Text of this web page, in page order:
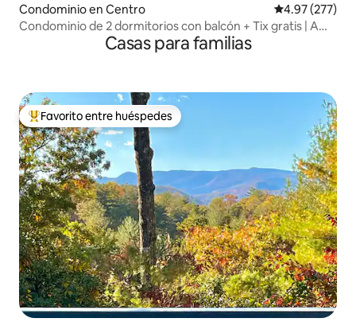
Condominio en Centro Calificación
4.97 (277)
Condominio de 2 dormitorios con balcón + Tix gratis | A
poca distancia a pie del centro de la ciudad
Casas para familias
De los mejores en Favorito entre huéspedes
Favorito entre huéspedes